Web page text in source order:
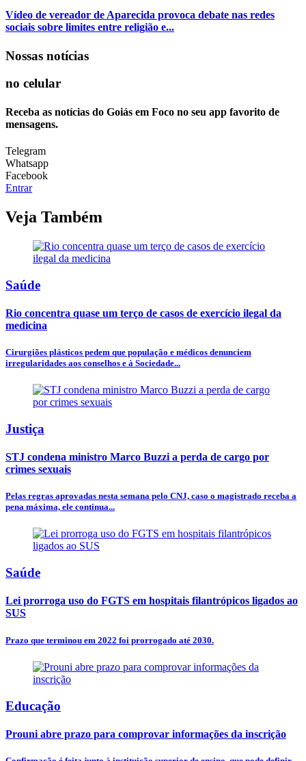
Vídeo de vereador de Aparecida provoca debate nas redes
sociais sobre limites entre religião e...
Nossas notícias
no celular
Receba as notícias do Goiás em Foco no seu app favorito de
mensagens.
Telegram
Whatsapp
Facebook
Entrar
Veja Também
Saúde
Rio concentra quase um terço de casos de exercício ilegal da
medicina
Cirurgiões plásticos pedem que população e médicos denunciem
irregularidades aos conselhos e à Sociedade...
Justiça
STJ condena ministro Marco Buzzi a perda de cargo por
crimes sexuais
Pelas regras aprovadas nesta semana pelo CNJ, caso o magistrado receba a
pena máxima, ele continua...
Saúde
Lei prorroga uso do FGTS em hospitais filantrópicos ligados ao
SUS
Prazo que terminou em 2022 foi prorrogado até 2030.
Educação
Prouni abre prazo para comprovar informações da inscrição